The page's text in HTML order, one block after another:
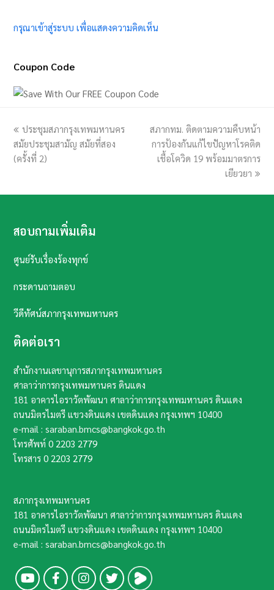
กรุณาเข้าสู่ระบบ เพื่อแสดงความคิดเห็น
Coupon Code
previous
post:
ประชุมสภากรุงเทพมหานคร
สมัยประชุมสามัญ สมัยที่สอง
(ครั้งที่ 2)
next
post:
สภากทม. ติดตามความคืบหน้า
การป้องกันแก้ไขปัญหาโรคติด
เชื้อโควิด 19 พร้อมมาตรการ
เยียวยา
สอบถามเพิ่มเติม
ศูนย์รับเรื่องร้องทุกข์
กระดานถามตอบ
วีดีทัศน์สภากรุงเทพมหานคร
ติดต่อเรา
สำนักงานเลขานุการสภากรุงเทพมหานคร
ศาลาว่าการกรุงเทพมหานคร ดินแดง
181 อาคารไอราวัตพัฒนา ศาลาว่าการกรุงเทพมหานคร ดินแดง
ถนนมิตรไมตรี แขวงดินแดง เขตดินแดง กรุงเทพฯ​ 10400​
e-mail : saraban.bmcs@bangkok.go.th
โทรศัพท์0 2203 2779
โทรสาร0 2203 2779
สภากรุงเทพมหานคร
181 อาคารไอราวัตพัฒนา ศาลาว่าการกรุงเทพมหานคร ดินแดง
ถนนมิตรไมตรี แขวงดินแดง เขตดินแดง กรุงเทพฯ​ 10400​
e-mail : saraban.bmcs@bangkok.go.th